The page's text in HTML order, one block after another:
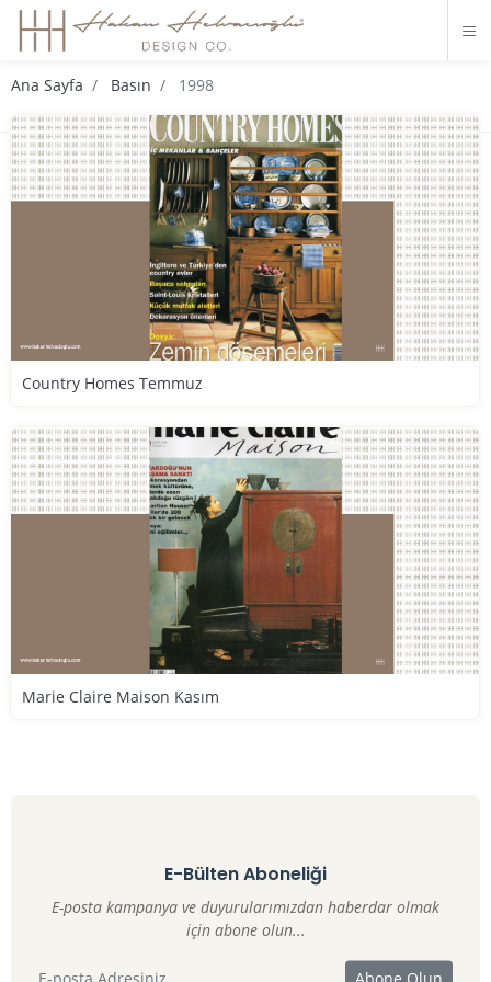
Ana Sayfa Basın 1998
Country Homes Temmuz
Marie Claire Maison Kasım
E-Bülten Aboneliği
E-posta kampanya ve duyurularımızdan haberdar olmak
için abone olun...